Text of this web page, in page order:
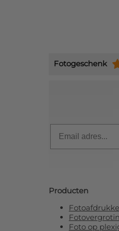
Fotogeschenk
Producten
Foto op